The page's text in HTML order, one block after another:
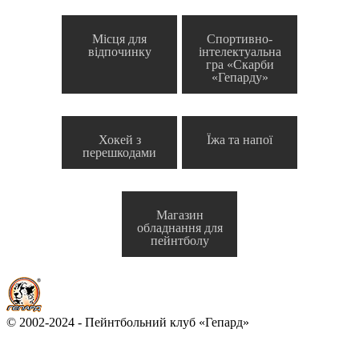
Місця для
відпочинку
Спортивно-
інтелектуальна
гра «Скарби
«Гепарду»
Хокей з
перешкодами
Їжа та напої
Магазин
обладнання для
пейнтболу
© 2002-2024 - Пейнтбольний клуб «Гепард»